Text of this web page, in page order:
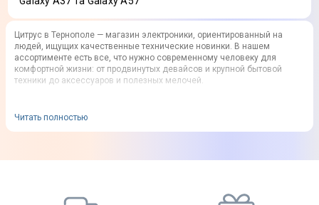
Читать полностью
Цитрус в Тернополе — магазин электроники, ориентированный на
людей, ищущих качественные технические новинки. В нашем
ассортименте есть все, что нужно современному человеку для
комфортной жизни: от продвинутых девайсов и крупной бытовой
техники до аксессуаров и полезных мелочей.
оплаты онлайн и оффлайн покупок. Где бы вы ни находились,
благодаря мобильному приложению Citrus, наш магазин рядом.
Специалисты проконсультируют, посоветуют наиболее подходящий
Тернополе?